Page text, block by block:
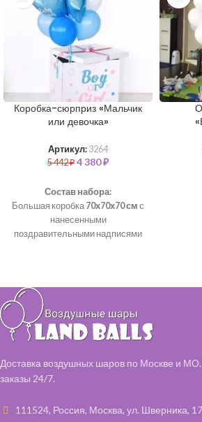
Коробка-сюрприз «Мальчик
или девочка»
Артикул: 3264
5 442₽ 4 380₽
Состав набора:
Большая коробка 70х70х70 см с
нанесенными
поздравительными надписями
Фольгированные сердца с
любой Вашей надписью- 2 шт
(белая, голубая)
Фольгированный круг с любой
Шарики с обработкой 35 см - 6 шт
(голубой, белый)
специальным составом,
Доставка воздушных шаров по Москве и
заказы 24/7.
111524, Россия, Москва, ул. Шверника,